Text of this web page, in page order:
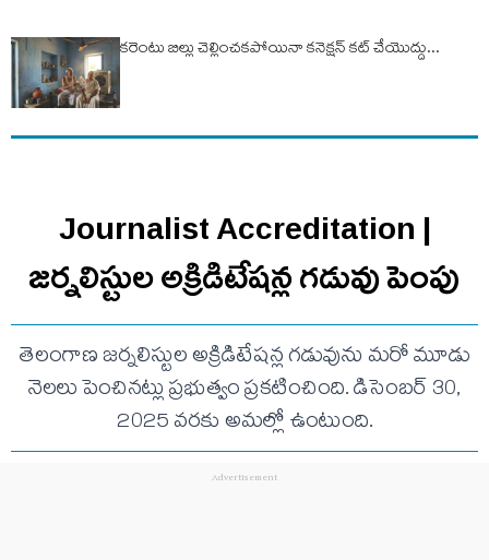
కరెంటు బిల్లు చెల్లించకపోయినా కనెక్షన్ కట్ చేయొద్దు...
Journalist Accreditation |
జర్నలిస్టుల అక్రిడిటేషన్ల గడువు పెంపు
తెలంగాణ జర్నలిస్టుల అక్రిడిటేషన్ల గడువును మరో మూడు
నెలలు పెంచినట్లు ప్రభుత్వం ప్రకటించింది. డిసెంబర్ 30,
2025 వరకు అమల్లో ఉంటుంది.